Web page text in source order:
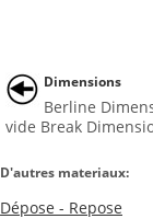
Dimensions
Berline
vide Break
D'autres materiaux:
Dépose - Repose